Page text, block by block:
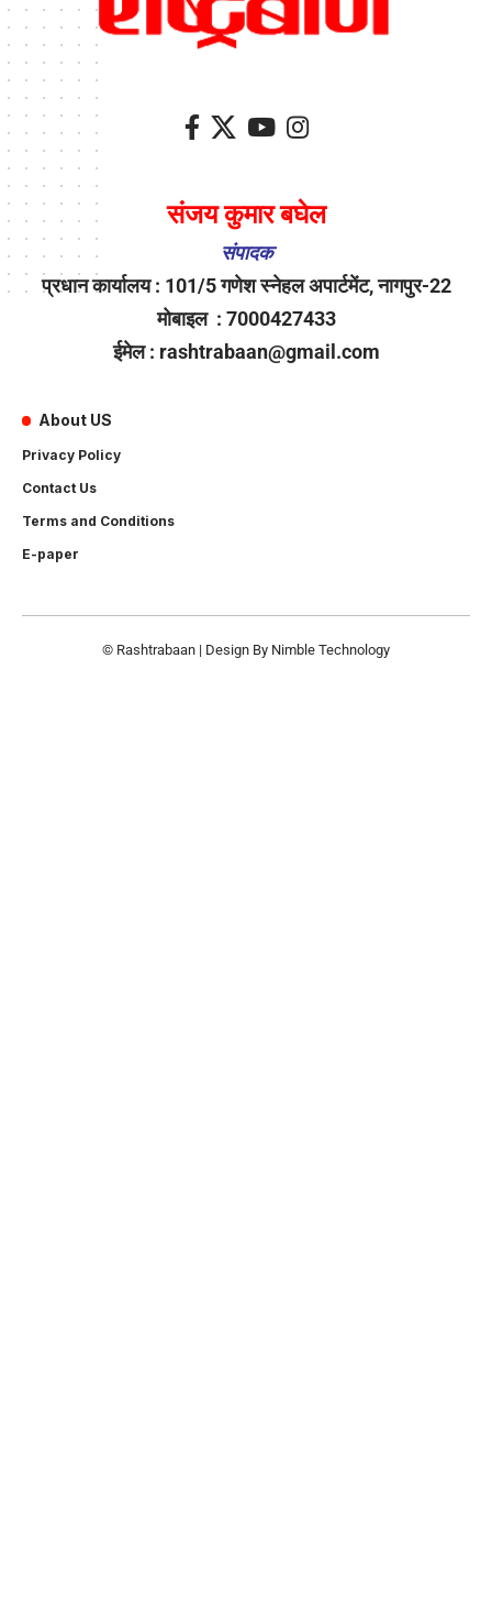
संजय कुमार बघेल
संपादक
प्रधान कार्यालय : 101/5 गणेश स्नेहल अपार्टमेंट, नागपुर-22
मोबाइल : 7000427433
ईमेल : rashtrabaan@gmail.com
About US
Privacy Policy
Contact Us
Terms and Conditions
E-paper
© Rashtrabaan | Design By Nimble Technology